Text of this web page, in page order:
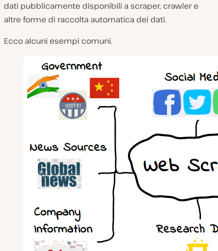
dati pubblicamente disponibili a scraper, crawler e
altre forme di raccolta automatica dei dati.
Ecco alcuni esempi comuni.